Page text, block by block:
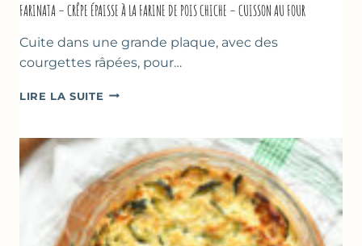
FARINATA – CRÊPE ÉPAISSE À LA FARINE DE POIS CHICHE – CUISSON AU FOUR
Cuite dans une grande plaque, avec des
courgettes râpées, pour…
LIRE LA SUITE FARINATA
ÉPAISSE
À
LA
FARINE
DE
POIS
CHICHE